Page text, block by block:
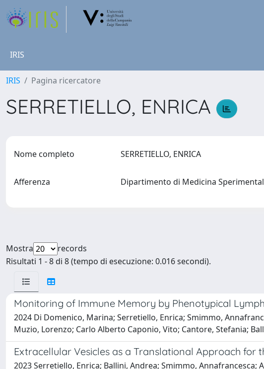
IRIS
IRIS Pagina ricercatore
SERRETIELLO, ENRICA
Nome completo SERRETIELLO, ENRICA
Afferenza Dipartimento di Medicina
Mostra
records
Risultati 1 - 8 di 8 (tempo di esecuzione: 0.016 secondi).
Monitoring of Immune Memory by Phenotypical
2024 Di Domenico, Marina; Serretiello, Enrica; Smimmo,
Muzio, Lorenzo; Carlo Alberto Caponio, Vito; Cantore, Stefania;
Extracellular Vesicles as a Translational Approach for
2023 Serretiello, Enrica; Ballini, Andrea; Smimmo,